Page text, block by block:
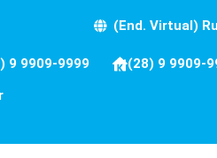
(End. Virtual)
9 9909-9999
(28) 9 9909-